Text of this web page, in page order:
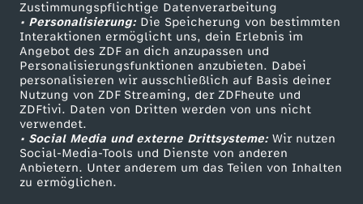
Zustimmungspflichtige Datenverarbeitung
• Personalisierung:Die Speicherung von bestimmten
Interaktionen ermöglicht uns, dein Erlebnis im
Angebot des ZDF an dich anzupassen und
Personalisierungsfunktionen anzubieten. Dabei
personalisieren wir ausschließlich auf Basis deiner
Nutzung von ZDF Streaming, der ZDFheute und
ZDFtivi. Daten von Dritten werden von uns nicht
verwendet.
• Social Media und externe Drittsysteme:Wir nutzen
Social-Media-Tools und Dienste von anderen
Anbietern. Unter anderem um das Teilen von Inhalten
zu ermöglichen.
Livestreams
Sendungen A-Z
TV-Programm
Zuschauerservice
Hilfe
ZDF Unternehmen
Karriere